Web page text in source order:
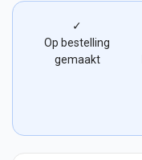
✓
Op bestelling
gemaakt